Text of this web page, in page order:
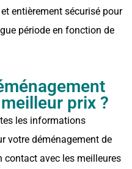
entièrement sécurisé pour
période en fonction de
prix ?
les informations
votre déménagement de
contact avec les meilleures